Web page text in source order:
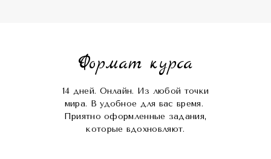
Формат курса
14 дней. Онлайн. Из любой точки
мира. В удобное для вас время.
Приятно оформленные задания,
которые вдохновляют.